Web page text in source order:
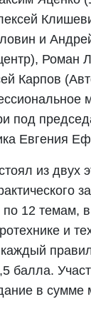
и
Роман
Карпов
под
Евгения
из двух
12 темам,
и
балла.
в сумме